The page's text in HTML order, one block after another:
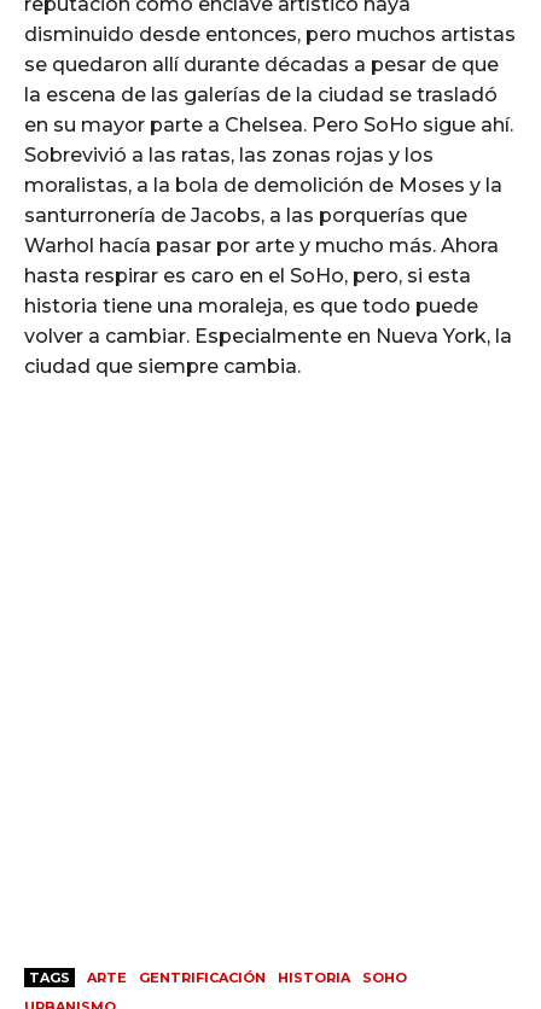
disminuido desde entonces, pero muchos artistas
se quedaron allí durante décadas a pesar de que
la escena de las galerías de la ciudad se trasladó
en su mayor parte a Chelsea. Pero SoHo sigue ahí.
Sobrevivió a las ratas, las zonas rojas y los
moralistas, a la bola de demolición de Moses y la
santurronería de Jacobs, a las porquerías que
Warhol hacía pasar por arte y mucho más. Ahora
hasta respirar es caro en el SoHo, pero, si esta
historia tiene una moraleja, es que todo puede
volver a cambiar. Especialmente en Nueva York, la
ciudad que siempre cambia.
TAGS ARTE GENTRIFICACIÓN HISTORIA
SOHO